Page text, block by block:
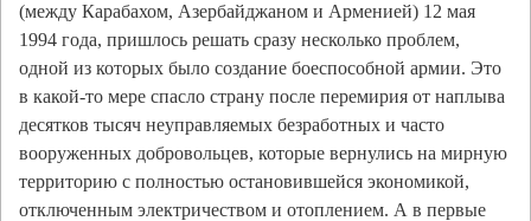
(между Карабахом, Азербайджаном и Арменией) 12 мая
1994 года, пришлось решать сразу несколько проблем,
одной из которых было создание боеспособной армии. Это
в какой-то мере спасло страну после перемирия от наплыва
десятков тысяч неуправляемых безработных и часто
вооруженных добровольцев, которые вернулись на мирную
территорию с полностью остановившейся экономикой,
отключенным электричеством и отоплением. А в первые